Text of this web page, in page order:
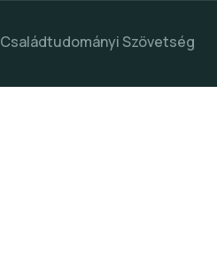
Családtudományi Szövetség